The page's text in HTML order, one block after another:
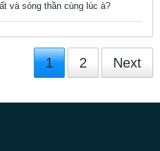
và sóng thần cùng lúc à?
1 2 Next